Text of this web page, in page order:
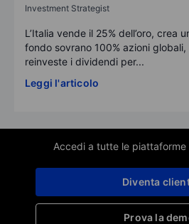
Investment Strategist
L’Italia vende il 25% dell’oro, crea
fondo sovrano 100% azioni globali,
reinveste i dividendi per...
Leggi l'articolo
Accedi a tutte le piattaforme
Prova la
Diventa